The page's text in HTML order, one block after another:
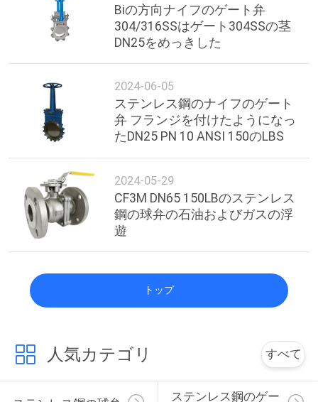
Biの方向ナイフのゲート弁
304/316SSはゲート304SSの茎
DN25をめっきした
2024-06-05
ステンレス鋼のナイフのゲート
弁 フランジを付けたようになっ
たDN25 PN 10 ANSI 150のLBS
2024-05-29
CF3M DN65 150LBのステンレス
鋼の球弁の石油およびガスの浮
遊
トップ
人気カテゴリ すべて
ステンレス鋼のゲー